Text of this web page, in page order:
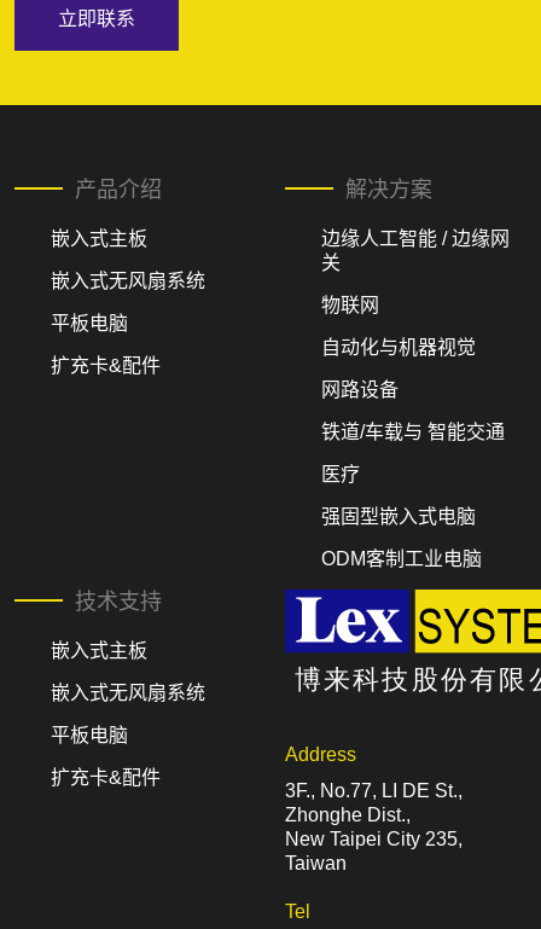
立即联系
产品介绍
嵌入式主板
嵌入式无风扇系统
平板电脑
扩充卡&配件
解决方案
边缘人工智能 / 边缘网
关
物联网
自动化与机器视觉
网路设备
铁道/车载与 智能交通
医疗
强固型嵌入式电脑
ODM客制工业电脑
技术支持
嵌入式主板
嵌入式无风扇系统
平板电脑
扩充卡&配件
Address
3F., No.77, LI DE St.,
Zhonghe Dist.,
New Taipei City 235,
Taiwan
Tel